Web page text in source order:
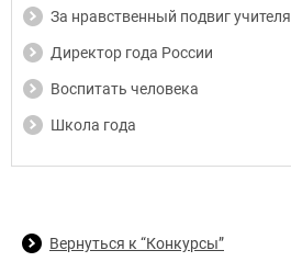
За нравственный подвиг учителя
Директор года России
Воспитать человека
Школа года
Вернуться к “Конкурсы”